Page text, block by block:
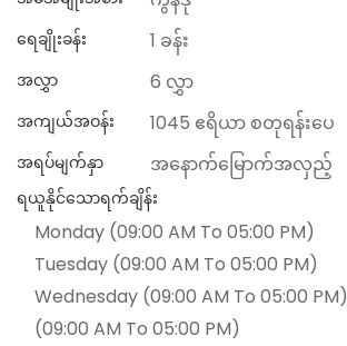
ရေချိုးခန်း 1 ခန်း
အလွှာ 6 လွှာ
အကျယ်အဝန်း 1045 ဧရိယာ စတုရန်းပေ
အရပ်မျက်နှာ အနောက်မြောက်အလှည့်
ရယူနိုင်သောရက်ချိန်း
Monday (09:00 AM To 05:00 PM)
Tuesday (09:00 AM To 05:00 PM)
Wednesday (09:00 AM To 05:00 PM)
(09:00 AM To 05:00 PM)